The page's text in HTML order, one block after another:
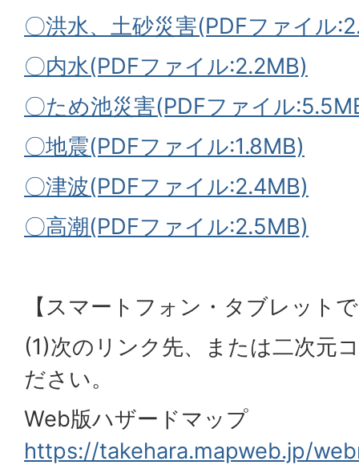
〇洪水、土砂災害(PDFファイル
〇内水(PDFファイル:2.2MB)
〇ため池災害(PDFファイル
〇地震(PDFファイル:1.8MB)
〇津波(PDFファイル:2.4MB)
〇高潮(PDFファイル:2.5MB)
【スマートフォン・タブレット
(1)次のリンク先、または二次元
ださい。
Web版ハザードマップ
https://takehara.mapweb.jp/